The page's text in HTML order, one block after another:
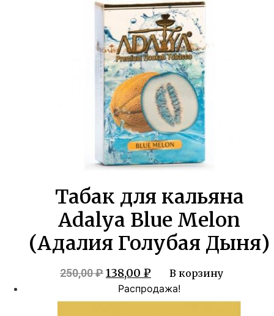
составляла
250,00 ₽.
138,00 ₽.
Табак для кальяна
Adalya Blue Melon
(Адалия Голубая Дыня)
250,00₽Первоначальная
цена
составляла
138,00 ₽ Текущая
цена:
138,00 ₽.
В корзину
Распродажа!